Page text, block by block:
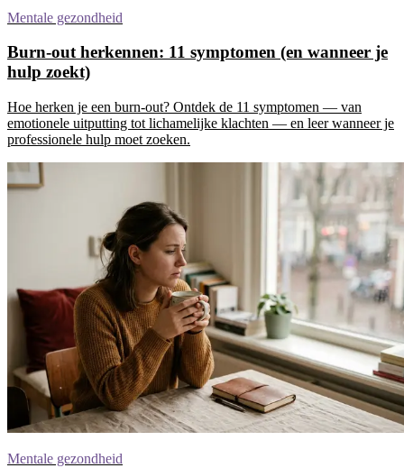
Mentale gezondheid
Burn-out herkennen: 11 symptomen (en wanneer je
hulp zoekt)
Hoe herken je een burn-out? Ontdek de 11 symptomen — van
emotionele uitputting tot lichamelijke klachten — en leer wanneer je
professionele hulp moet zoeken.
Mentale gezondheid